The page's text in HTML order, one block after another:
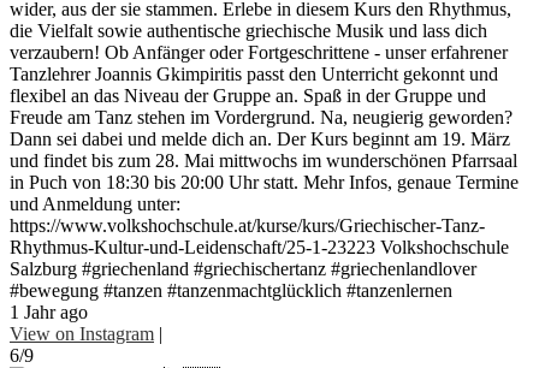
wider, aus der sie stammen. Erlebe in diesem Kurs den Rhythmus,
die Vielfalt sowie authentische griechische Musik und lass dich
verzaubern! Ob Anfänger oder Fortgeschrittene - unser erfahrener
Tanzlehrer Joannis Gkimpiritis passt den Unterricht gekonnt und
flexibel an das Niveau der Gruppe an. Spaß in der Gruppe und
Freude am Tanz stehen im Vordergrund. Na, neugierig geworden?
Dann sei dabei und melde dich an. Der Kurs beginnt am 19. März
und findet bis zum 28. Mai mittwochs im wunderschönen Pfarrsaal
in Puch von 18:30 bis 20:00 Uhr statt. Mehr Infos, genaue Termine
und Anmeldung unter:
https://www.volkshochschule.at/kurse/kurs/Griechischer-Tanz-
Rhythmus-Kultur-und-Leidenschaft/25-1-23223 Volkshochschule
Salzburg #griechenland #griechischertanz #griechenlandlover
#bewegung #tanzen #tanzenmachtglücklich #tanzenlernen
1 Jahr ago
View on Instagram |
6/9